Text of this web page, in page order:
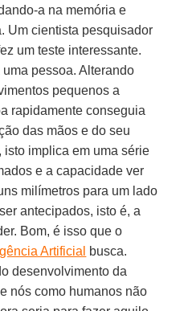
a na memória e
Um cientista pesquisador
um teste interessante.
pessoa. Alterando
pequenos a
rapidamente conseguia
das mãos e do seu
isto implica em uma série
e a capacidade ver
milímetros para um lado
antecipados, isto é, a
Bom, é isso que o
Artificial
busca.
desenvolvimento da
nós como humanos não